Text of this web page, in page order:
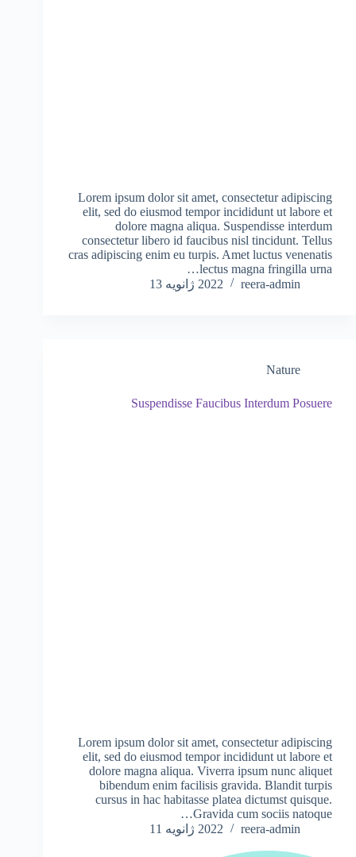
Lorem ipsum dolor sit amet, consectetur adipiscing
elit, sed do eiusmod tempor incididunt ut labore et
dolore magna aliqua. Suspendisse interdum
consectetur libero id faucibus nisl tincidunt. Tellus
cras adipiscing enim eu turpis. Amet luctus venenatis
lectus magna fringilla urna…
reera-admin
2022 ژانویه 13
Nature
Suspendisse Faucibus Interdum Posuere
Lorem ipsum dolor sit amet, consectetur adipiscing
elit, sed do eiusmod tempor incididunt ut labore et
dolore magna aliqua. Viverra ipsum nunc aliquet
bibendum enim facilisis gravida. Blandit turpis
cursus in hac habitasse platea dictumst quisque.
Gravida cum sociis natoque…
reera-admin
2022 ژانویه 11